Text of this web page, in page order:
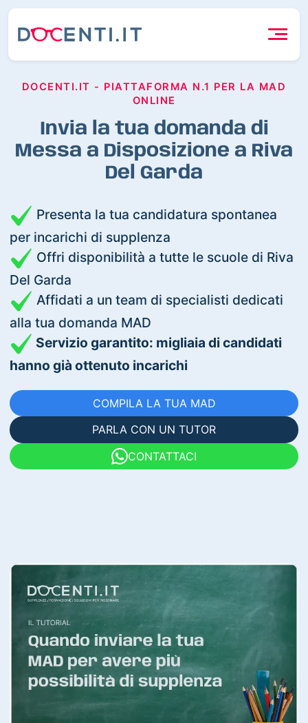
DOCENTI.IT - PIATTAFORMA N.1 PER LA MAD
ONLINE
Invia la tua domanda di
Messa a Disposizione a Riva
Del Garda
Presenta la tua candidatura spontanea
per incarichi di supplenza
Offri disponibilità a tutte le scuole di Riva
Del Garda
Affidati a un team di specialisti dedicati
alla tua domanda MAD
Servizio garantito: migliaia di candidati
hanno già ottenuto incarichi
COMPILA LA TUA MAD
PARLA CON UN TUTOR
CONTATTACI